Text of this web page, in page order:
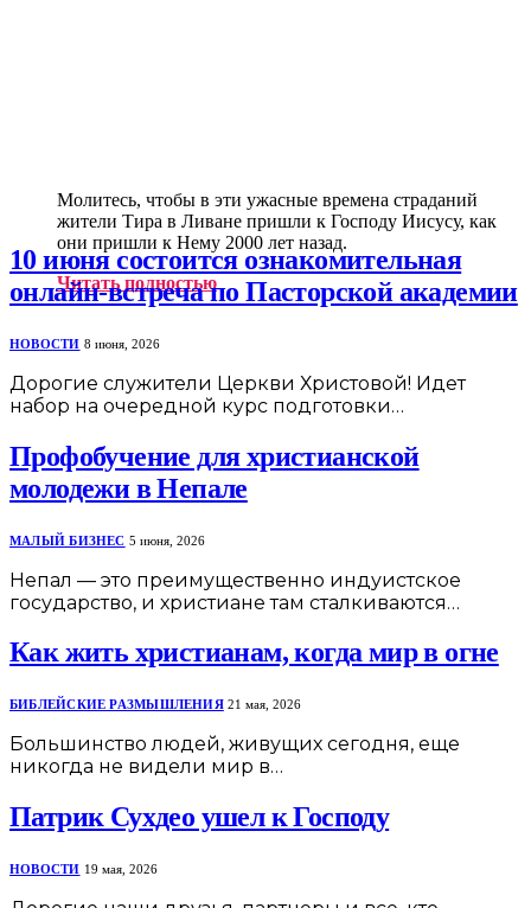
Молитесь, чтобы в эти ужасные времена страданий
жители Тира в Ливане пришли к Господу Иисусу, как
они пришли к Нему 2000 лет назад.
Читать полностью
10 июня состоится ознакомительная
онлайн-встреча по Пасторской академии
НОВОСТИ 8 июня, 2026
Дорогие служители Церкви Христовой! Идет
набор на очередной курс подготовки…
Профобучение для христианской
молодежи в Непале
МАЛЫЙ БИЗНЕС 5 июня, 2026
Непал — это преимущественно индуистское
государство, и христиане там сталкиваются…
Как жить христианам, когда мир в огне
БИБЛЕЙСКИЕ РАЗМЫШЛЕНИЯ 21 мая, 2026
Большинство людей, живущих сегодня, еще
никогда не видели мир в…
Патрик Сухдео ушел к Господу
НОВОСТИ 19 мая, 2026